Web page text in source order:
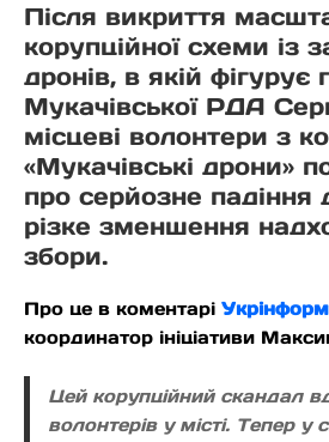
Після викриття
корупційної схеми із
дронів, в якій фігурує
Мукачівської РДА
місцеві волонтери з
«Мукачівські дрони»
про серйозне падіння
різке зменшення
збори.
Про це в коментарі
координатор ініціативи
Цей корупційний скандал
волонтерів у місті. Тепер у